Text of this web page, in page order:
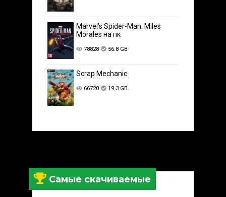
Marvel’s Spider-Man: Miles
Morales на пк
78828 56.8 GB
Scrap Mechanic
66720 19.3 GB
Самые скачиваемые